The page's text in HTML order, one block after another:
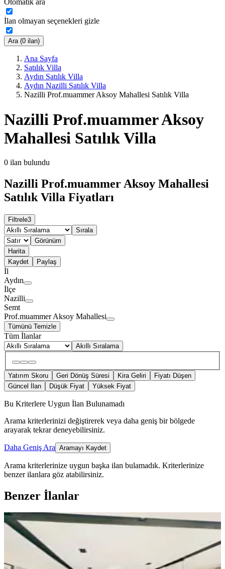
Otomatik ara
İlan olmayan seçenekleri gizle
Ara (0 ilan)
Ana Sayfa
Satılık Villa
Aydın Satılık Villa
Aydın Nazilli Satılık Villa
Nazilli Prof.muammer Aksoy Mahallesi Satılık Villa
Nazilli Prof.muammer Aksoy
Mahallesi Satılık Villa
0 ilan bulundu
Nazilli Prof.muammer Aksoy Mahallesi
Satılık Villa Fiyatları
Filtrele3
Sırala
Görünüm
Harita
Kaydet
Paylaş
İl
Aydın
İlçe
Nazilli
Semt
Prof.muammer Aksoy Mahallesi
Tümünü Temizle
Tüm İlanlar
Akıllı Sıralama
Yatırım Skoru Geri Dönüş Süresi Kira Geliri
Fiyatı Düşen
Güncel İlan
Düşük Fiyat Yüksek Fiyat
Bu Kriterlere Uygun İlan Bulunamadı
Arama kriterlerinizi değiştirerek veya daha geniş bir bölgede
arayarak tekrar deneyebilirsiniz.
Daha Geniş Ara Aramayı Kaydet
Arama kriterlerinize uygun başka ilan bulamadık. Kriterlerinize
benzer ilanlara göz atabilirsiniz.
Benzer İlanlar
SIFIR BİNA
Dallıca'da Sıfır, 4+1,satılık Villa
Nazilli, Dallıca Mahallesi
4+1
02.08.2026